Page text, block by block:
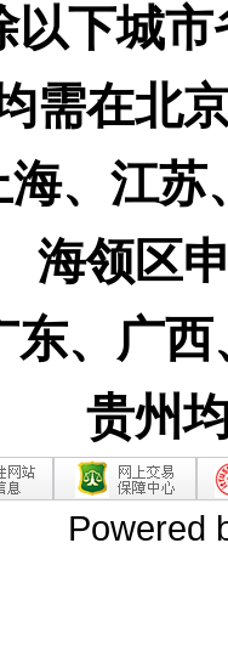
以下城
需在北
、江苏
海领区
东、广
贵州
Powered